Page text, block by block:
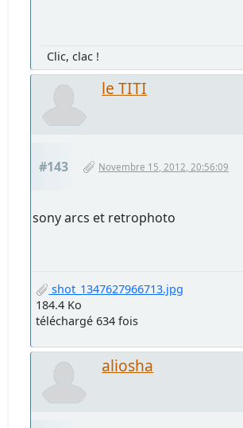
Clic, clac !
le TITI
#143 Novembre 15, 2012, 20:56:09
sony arcs et retrophoto
shot_1347627966713.jpg
184.4 Ko
téléchargé 634 fois
aliosha